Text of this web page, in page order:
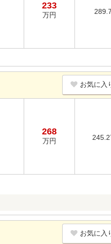
233
万円
お気に入
268
万円
お気に入